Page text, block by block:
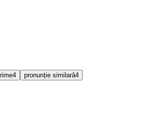
rime4 pronunție similară4